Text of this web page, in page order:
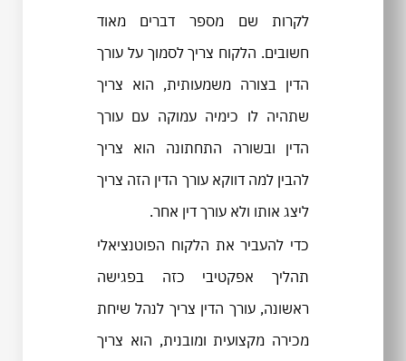
לקרות שם מספר דברים מאוד
חשובים. הלקוח צריך לסמוך על עורך
הדין בצורה משמעותית, הוא צריך
שתהיה לו כימיה עמוקה עם עורך
הדין ובשורה התחתונה הוא צריך
להבין למה דווקא עורך הדין הזה צריך
ליצג אותו ולא עורך דין אחר.
כדי להעביר את הלקוח הפוטנציאלי
תהליך אפקטיבי כזה בפגישה
ראשונה, עורך הדין צריך לנהל שיחת
מכירה מקצועית ומובנית, הוא צריך